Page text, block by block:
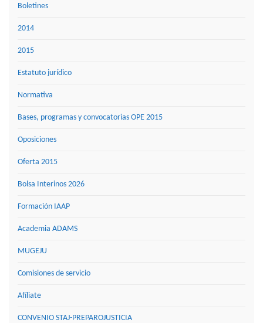
Boletines
2014
2015
Estatuto jurídico
Normativa
Bases, programas y convocatorias OPE 2015
Oposiciones
Oferta 2015
Bolsa Interinos 2026
Formación IAAP
Academia ADAMS
MUGEJU
Comisiones de servicio
Afíliate
CONVENIO STAJ-PREPAROJUSTICIA